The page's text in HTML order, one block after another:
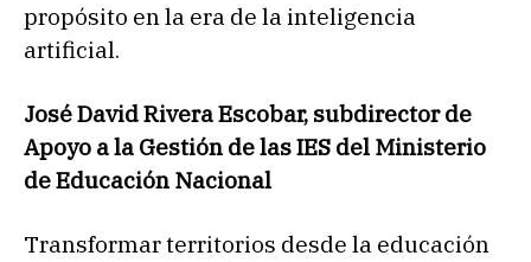
propósito en la era de la inteligencia
artificial.
José David Rivera Escobar, subdirector de
Apoyo a la Gestión de las IES del Ministerio
de Educación Nacional
Transformar territorios desde la educación